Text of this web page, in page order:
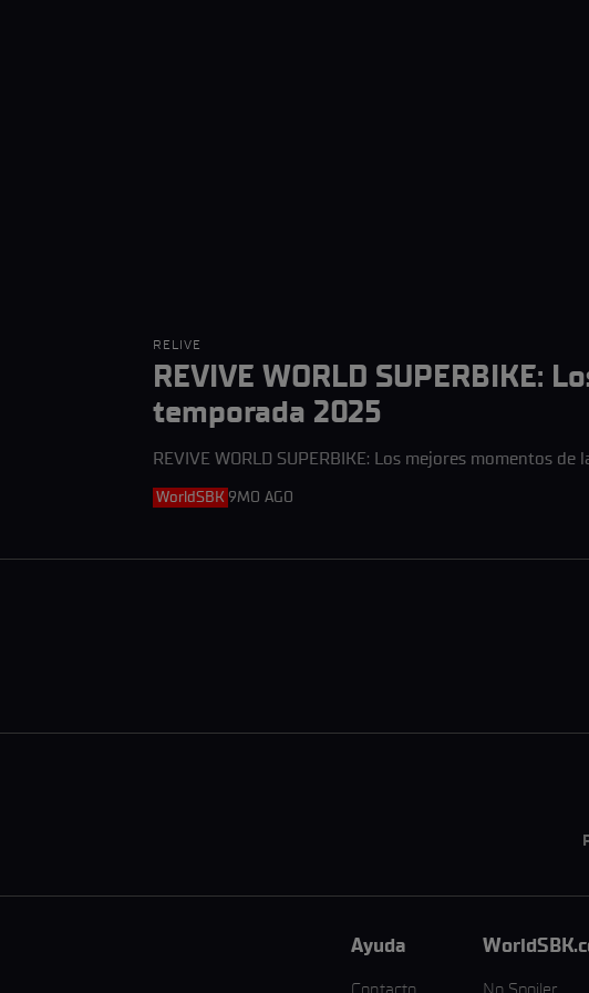
RELIVE
REVIVE WORLD SUPERBIKE:
temporada 2025
REVIVE WORLD SUPERBIKE: Los mejores momentos
WorldSBK 9MO AGO
Ayuda